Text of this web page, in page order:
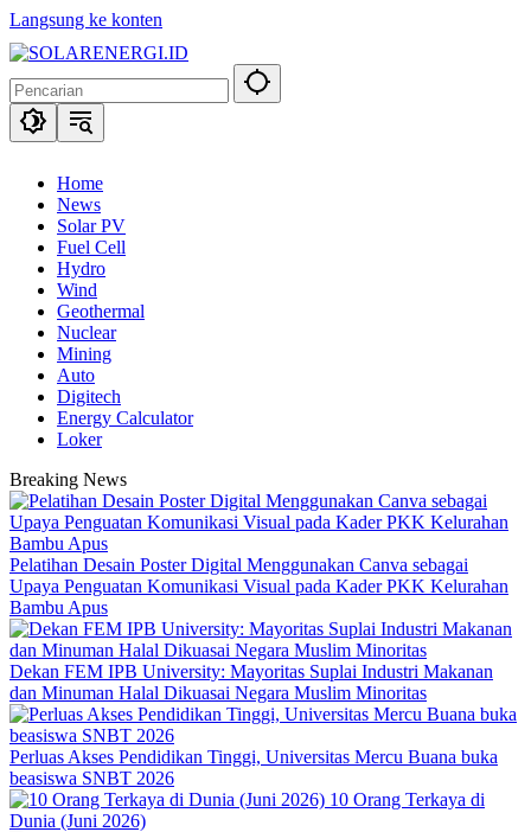
Langsung ke konten
Home
News
Solar PV
Fuel Cell
Hydro
Wind
Geothermal
Nuclear
Mining
Auto
Digitech
Energy Calculator
Loker
Breaking News
Pelatihan Desain Poster Digital Menggunakan Canva sebagai
Upaya Penguatan Komunikasi Visual pada Kader PKK Kelurahan
Bambu Apus
Dekan FEM IPB University: Mayoritas Suplai Industri Makanan
dan Minuman Halal Dikuasai Negara Muslim Minoritas
Perluas Akses Pendidikan Tinggi, Universitas Mercu Buana buka
beasiswa SNBT 2026
10 Orang Terkaya di
Dunia (Juni 2026)